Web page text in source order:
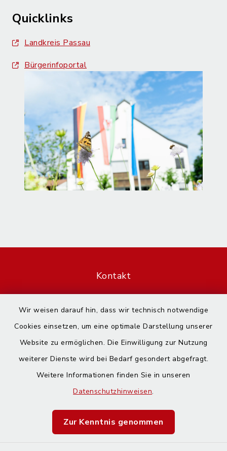
Wir weisen darauf hin, dass wir technisch notwendige
Cookies einsetzen, um eine optimale Darstellung unserer
Website zu ermöglichen. Die Einwilligung zur Nutzung
weiterer Dienste wird bei Bedarf gesondert abgefragt.
Weitere Informationen finden Sie in unseren
Datenschutzhinweisen.
Zur Kenntnis genommen
Quicklinks
Landkreis Passau
Bürgerinfoportal
Kontakt
Datenschutz
Impressum
Sitemap
Cookie-Einstellungen